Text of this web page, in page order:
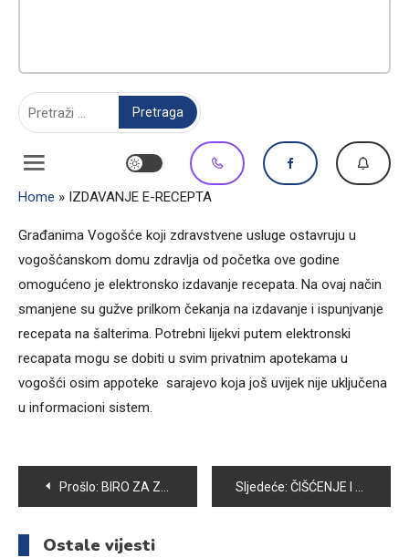
Home » IZDAVANJE E-RECEPTA
Građanima Vogošće koji zdravstvene usluge ostavruju u
vogošćanskom domu zdravlja od početka ove godine
omogućeno je elektronsko izdavanje recepata. Na ovaj način
smanjene su gužve prilkom čekanja na izdavanje i ispunjvanje
recepata na šalterima. Potrebni lijekvi putem elektronski
recapata mogu se dobiti u svim privatnim apotekama u
vogošći osim appoteke sarajevo koja još uvijek nije uključena
u informacioni sistem.
Navigacija
članaka
Prošlo: BIRO ZA ZAPOSLJAVANJE Sljedeće: ČIŠĆENJE I ZIMSKO ODRŽAVANJE
Ostale vijesti